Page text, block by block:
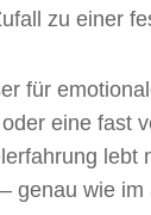
zu einer
für
eine fast
lebt
genau wie